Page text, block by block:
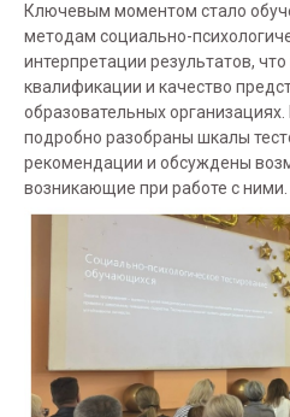
Ключевым моментом стало
методам социально-
интерпретации результатов,
квалификации и качество
образовательных
подробно разобраны шкалы
рекомендации и обсуждены
возникающие при работе с ними.